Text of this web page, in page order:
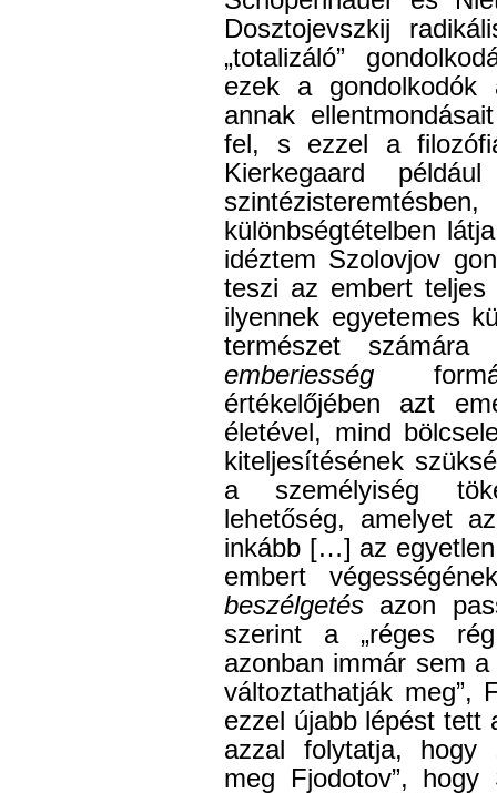
Dosztojevszkij
„totalizáló”
ezek a gondolkodók
annak
fel, s ezzel a
Kierkegaard
különbségtételben
idéztem Szolovjov
teszi az embert teljes
ilyennek egyetemes
természet
emberiesség
értékelőjében azt
életével, mind
kiteljesítésének
a személyiség
lehetőség, amelyet
inkább […] az
embert
beszélgetés azon
szerint a „réges
azonban immár sem
változtathatják meg”,
ezzel újabb lépést tett
azzal folytatja, hogy
meg Fjodotov”,